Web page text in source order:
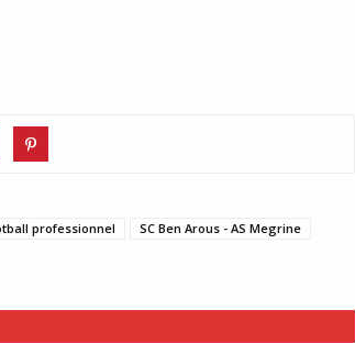
professionnel SC Ben Arous - AS Megrine